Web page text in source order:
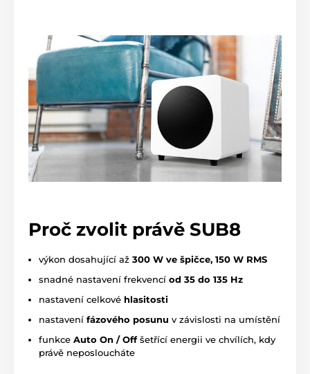
Proč zvolit právě SUB8
výkon dosahující až 300 W ve špičce, 150 W RMS
snadné nastavení frekvencí od 35 do 135 Hz
nastavení celkové hlasitosti
nastavení fázového posunu v závislosti na umístění
funkce Auto On / Offšetřící energii ve chvílích, kdy
právě neposloucháte